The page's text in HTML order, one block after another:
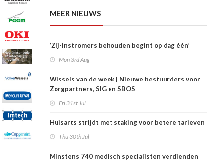
MEER NIEUWS
‘Zij-instromers behouden begint op dag één’
Mon 3rd Aug
Wissels van de week | Nieuwe bestuurders voor
Zorgpartners, SIG en SBOS
Fri 31st Jul
Huisarts strijdt met staking voor betere tarieven
Thu 30th Jul
Minstens 740 medisch specialisten verdienden